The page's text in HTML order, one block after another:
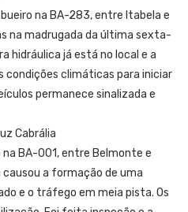
na BA-283, entre Itabela e
na madrugada da última sexta-
hidráulica já está no local e a
condições climáticas para iniciar
permanece sinalizada e
Cabrália
BA-001, entre Belmonte e
a formação de uma
e o tráfego em meia pista. Os